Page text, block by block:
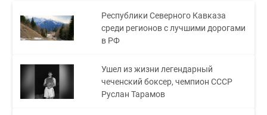
Республики Северного Кавказа
среди регионов с лучшими дорогами
в РФ
Ушел из жизни легендарный
чеченский боксер, чемпион СССР
Руслан Тарамов